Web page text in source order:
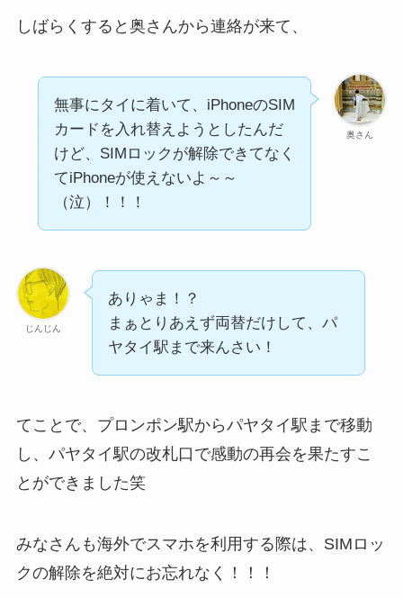
しばらくすると奥さんから連絡が来て、
奥さん
無事にタイに着いて、iPhoneのSIM
カードを入れ替えようとしたんだ
けど、SIMロックが解除できてなく
てiPhoneが使えないよ～～
（泣）！！！
じんじん
ありゃま！？
まぁとりあえず両替だけして、パ
ヤタイ駅まで来んさい！
てことで、プロンポン駅からパヤタイ駅まで移動
し、パヤタイ駅の改札口で感動の再会を果たすこ
とができました笑
みなさんも海外でスマホを利用する際は、SIMロッ
クの解除を絶対にお忘れなく！！！